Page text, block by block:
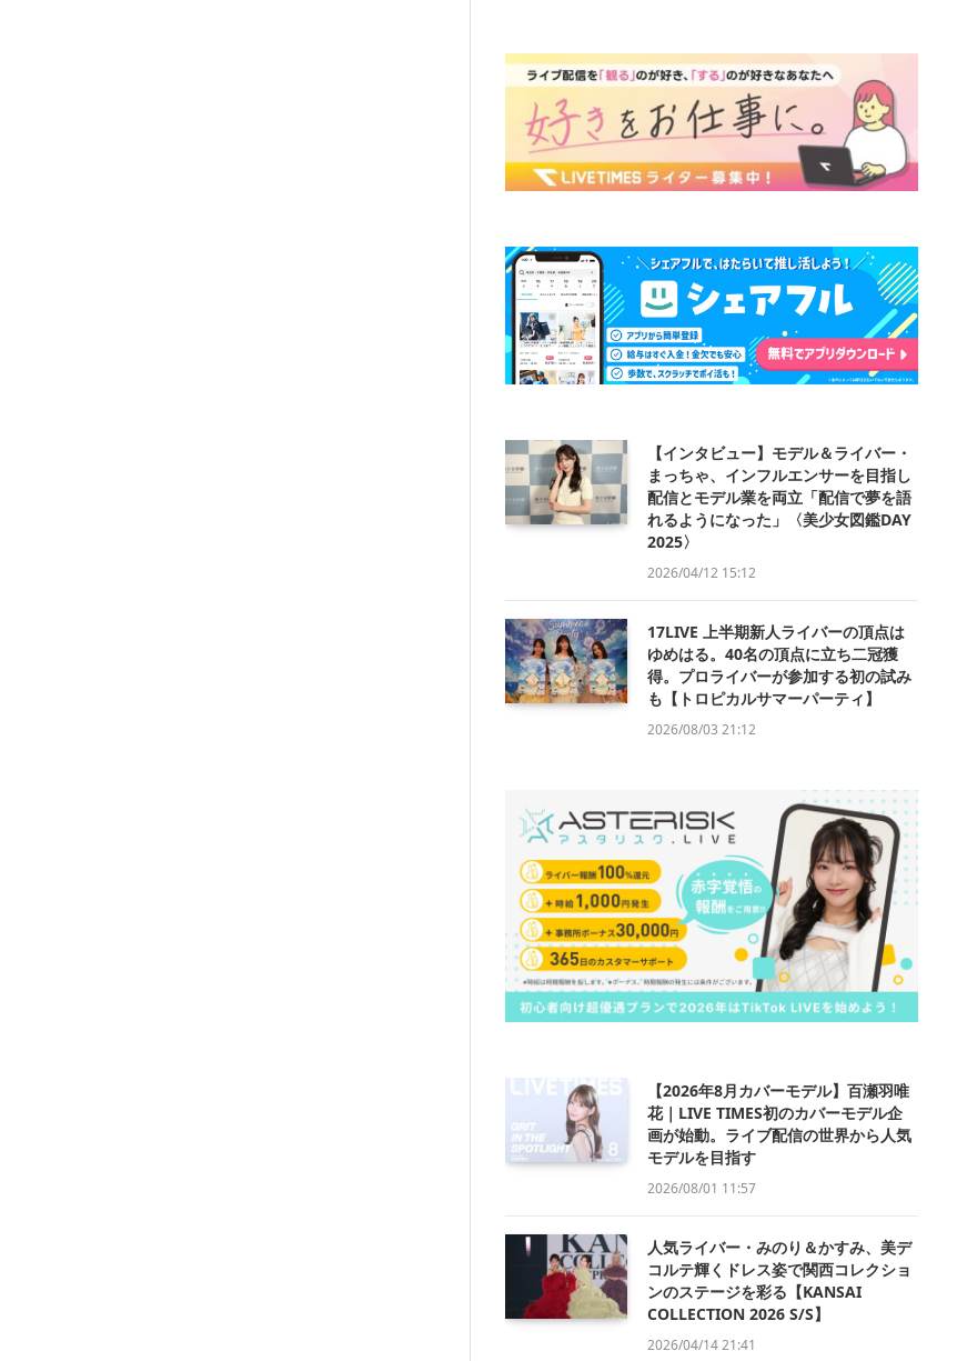
【インタビュー】モデル＆ライバー・
まっちゃ、インフルエンサーを目指し
配信とモデル業を両立「配信で夢を語
れるようになった」〈美少女図鑑DAY
2025〉
2026/04/12 15:12
17LIVE 上半期新人ライバーの頂点は
ゆめはる。40名の頂点に立ち二冠獲
得。プロライバーが参加する初の試み
も【トロピカルサマーパーティ】
2026/08/03 21:12
【2026年8月カバーモデル】百瀬羽唯
花｜LIVE TIMES初のカバーモデル企
画が始動。ライブ配信の世界から人気
モデルを目指す
2026/08/01 11:57
人気ライバー・みのり＆かすみ、美デ
コルテ輝くドレス姿で関西コレクショ
ンのステージを彩る【KANSAI
COLLECTION 2026 S/S】
2026/04/14 21:41